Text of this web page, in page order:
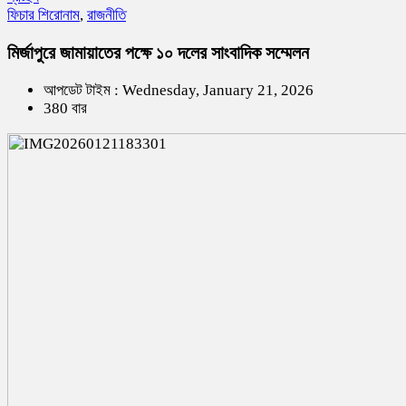
ফিচার শিরোনাম, রাজনীতি
মির্জাপুরে জামায়াতের পক্ষে ১০ দলের সাংবাদিক সম্মেলন
আপডেট টাইম : Wednesday, January 21, 2026
380 বার